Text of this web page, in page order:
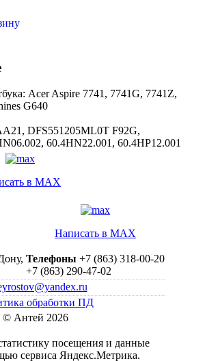
Acer Aspire 7741, 7741G, 7741Z,
G640
DFS551205ML0T F92G,
60.4HN22.001, 60.4HP12.001
в MAX
Написать в MAX
Телефоны +7 (863) 318-00-20
+7 (863) 290-47-02
обработки ПД
© Антей 2026
посещения и данные
сервиса Яндекс.Метрика.